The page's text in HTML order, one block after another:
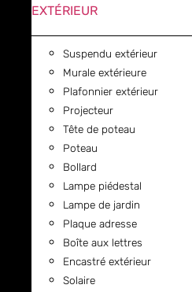
EXTÉRIEUR
Suspendu extérieur
Murale extérieure
Plafonnier extérieur
Projecteur
Tête de poteau
Poteau
Bollard
Lampe piédestal
Lampe de jardin
Plaque adresse
Boîte aux lettres
Encastré extérieur
Solaire